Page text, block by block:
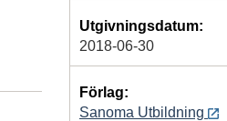
Utgivningsdatum:
2018-06-30
Förlag:
Sanoma Utbildning